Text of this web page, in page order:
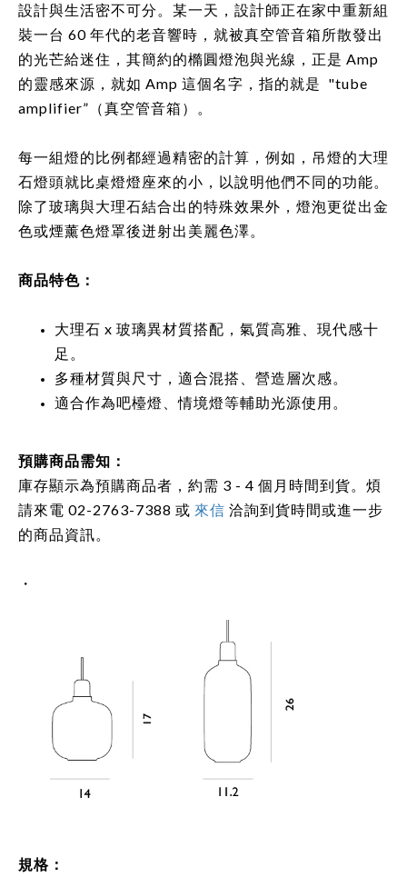
設計與生活密不可分。某一天，設計師正在家中重新組
裝一台 60 年代的老音響時，就被真空管音箱所散發出
的光芒給迷住，其簡約的橢圓燈泡與光線，正是 Amp
的靈感來源，就如 Amp 這個名字，指的就是 "tube
amplifier”（真空管音箱）。
每一組燈的比例都經過精密的計算，例如，吊燈的大理
石燈頭就比桌燈燈座來的小，以說明他們不同的功能。
除了玻璃與大理石結合出的特殊效果外，燈泡更從出金
色或煙薰色燈罩後迸射出美麗色澤。
商品特色：
大理石 x 玻璃異材質搭配，氣質高雅、現代感十
足。
多種材質與尺寸，適合混搭、營造層次感。
適合作為吧檯燈、情境燈等輔助光源使用。
預購商品需知：
庫存顯示為預購商品者，約需 3 - 4 個月時間到貨。煩
請來電 02-2763-7388 或 來信 洽詢到貨時間或進一步
的商品資訊。
・
規格：